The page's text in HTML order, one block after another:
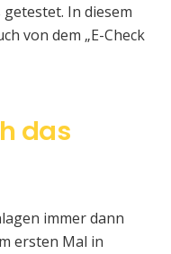
In diesem
von dem „E-Check
das
immer dann
ersten Mal in